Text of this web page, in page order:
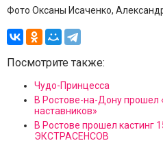
Фото Оксаны Исаченко,
Посмотрите также:
Чудо-Принцесса
В Ростове-на-Дону прошел
наставников»
В Ростове прошел кастинг
ЭКСТРАСЕНСОВ